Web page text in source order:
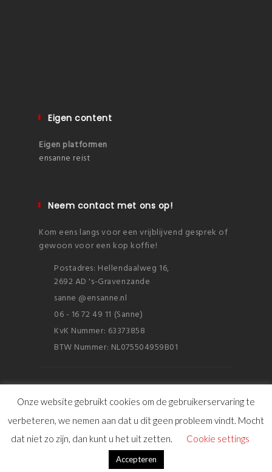
Eigen content
Eigen platformen
ensanne reist
Neem contact met ons op!
Kom eens langs voor een vrijblijvend gesprek of
gewoon voor een kop koffie!
Postadres: Hellendaalweg 16,
2692 AD 's-Gravenzande
sanne @ensanne.nl
06 - 16 72 49 11 (Sanne)
KvK Nummer: 63373858
BTW Nummer: NL075504959B01
© Copyright 2016 ensanne
Disclaimer & Cookies
Onze website gebruikt cookies om de gebruikerservaring te
verbeteren, we nemen aan dat u dit geen probleem vindt. Mocht
dat niet zo zijn, dan kunt u het uit zetten.
Cookie settings
Accepteren